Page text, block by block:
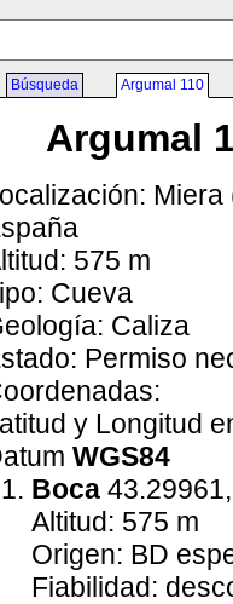
Búsqueda Argumal 110
Argumal
Miera
575 m
Cueva
Caliza
Permiso
y Longitud
WGS84
Boca
Altitud: 575 m
Origen: BD
Fiabilidad: